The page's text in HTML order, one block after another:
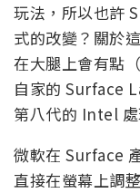
玩法，所以也許
式的改變？關於
在大腿上會有點
自家的 Surface
第八代的 Intel 處
微軟在 Surface
直接在螢幕上調